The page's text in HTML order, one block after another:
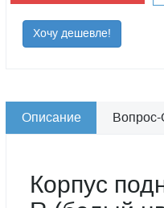
Хочу дешевле!
Описание
Корпус